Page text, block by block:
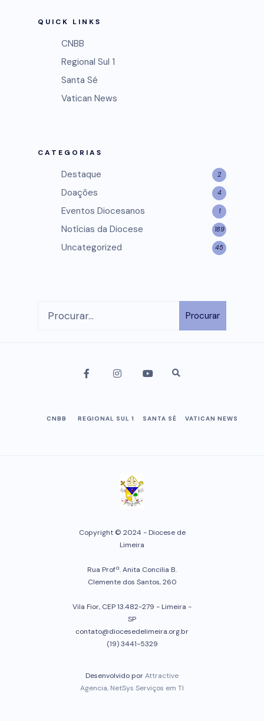
QUICK LINKS
CNBB
Regional Sul 1
Santa Sé
Vatican News
CATEGORIAS
Destaque 2
Doações 4
Eventos Diocesanos 1
Notícias da Diocese 189
Uncategorized 45
Procurar
CNBB REGIONAL SUL 1 SANTA SÉ VATICAN NEWS
Copyright © 2024 - Diocese de
Limeira
Rua Profª. Anita Concilia B.
Clemente dos Santos, 260
Vila Fior, CEP 13.482-279 - Limeira -
SP
contato@diocesedelimeira.org.br
(19) 3441-5329
Desenvolvido porAttractive
Agencia, NetSys Serviços em TI